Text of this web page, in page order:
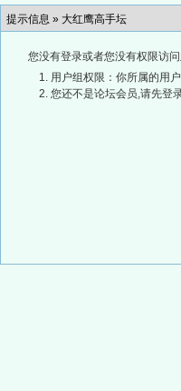
提示信息 » 大红鹰高手坛
您没有登录或者您没有权限访
用户组权限：你所属的用
您还不是论坛会员,请先登